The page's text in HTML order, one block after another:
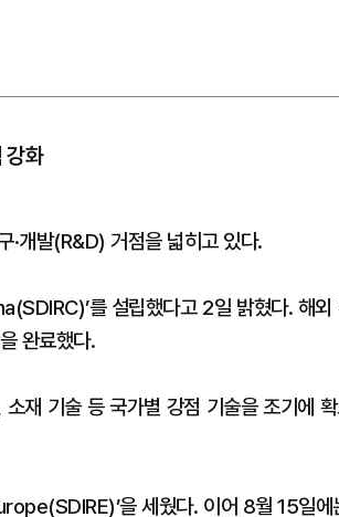
강화
·개발(R&D) 거점을 넓히고 있다.
를 설립했다고 2일 밝혔다. 해외
완료했다.
재 기술 등 국가별 강점 기술을 조기에
을 세웠다. 이어 8월 15일에